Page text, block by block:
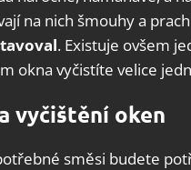
na nich šmouhy a
. Existuje ovšem
okna vyčistíte velice
vyčištění oken
směsi budete